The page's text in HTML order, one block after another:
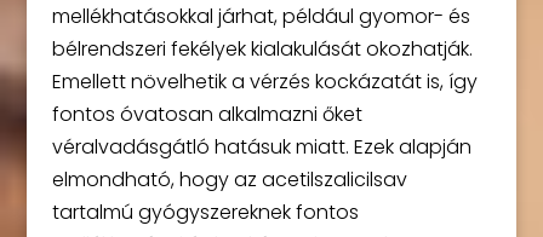
mellékhatásokkal járhat, például gyomor- és
bélrendszeri fekélyek kialakulását okozhatják.
Emellett növelhetik a vérzés kockázatát is, így
fontos óvatosan alkalmazni őket
véralvadásgátló hatásuk miatt. Ezek alapján
elmondható, hogy az acetilszalicilsav
tartalmú gyógyszereknek fontos